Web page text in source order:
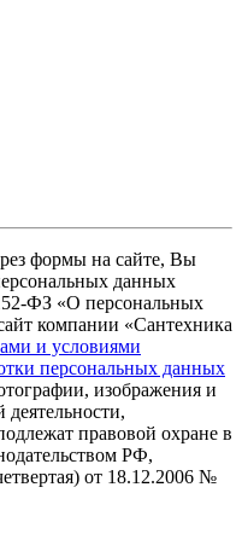
формы на сайте, Вы
данных
ФЗ «О персональных
компании «Cантехника
и условиями
персональных данных
изображения и
деятельности,
правовой охране в
РФ,
от 18.12.2006 №